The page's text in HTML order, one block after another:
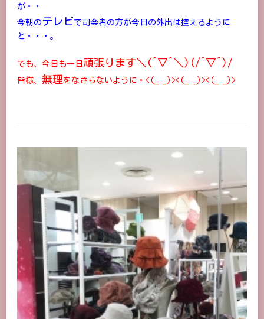
が・・
今朝の テレビで司会者の方が今日の外出は控えるように
と・・・。
でも、今日も一日 頑張ります＼(^▽^＼)(/^▽^)/
皆様、 無理をなさらないように・<(_ _)><(_ _)><(_ _)>